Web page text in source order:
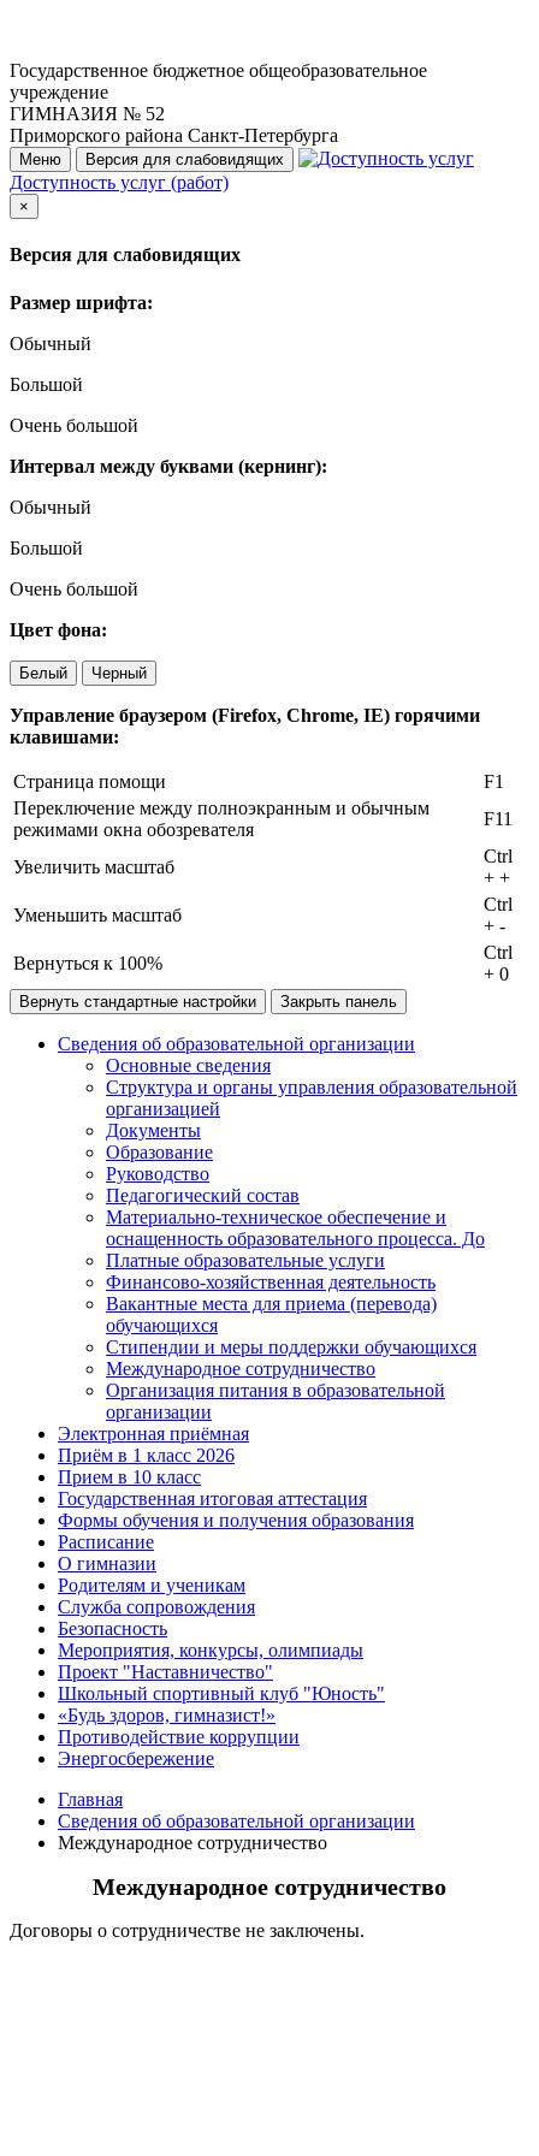
Государственное бюджетное общеобразовательное
учреждение
ГИМНАЗИЯ № 52
Приморского района Санкт-Петербурга
Меню Версия для слабовидящих
Доступность услуг (работ)
×
Версия для слабовидящих
Размер шрифта:
Обычный
Большой
Очень большой
Интервал между буквами (кернинг):
Обычный
Большой
Очень большой
Цвет фона:
Белый Черный
Управление браузером (Firefox, Chrome, IE) горячими
клавишами:
Страница помощи
F1
Переключение между полноэкранным и обычным
режимами окна обозревателя
F11
Увеличить масштаб
Ctrl
+ +
Уменьшить масштаб
Ctrl
+ -
Вернуться к 100%
Ctrl
+ 0
Вернуть стандартные настройки Закрыть панель
Сведения об образовательной организации
Основные сведения
Структура и органы управления образовательной
организацией
Документы
Образование
Руководство
Педагогический состав
Материально-техническое обеспечение и
оснащенность образовательного процесса. До
Платные образовательные услуги
Финансово-хозяйственная деятельность
Вакантные места для приема (перевода)
обучающихся
Стипендии и меры поддержки обучающихся
Международное сотрудничество
Организация питания в образовательной
организации
Электронная приёмная
Приём в 1 класс 2026
Прием в 10 класс
Государственная итоговая аттестация
Формы обучения и получения образования
Расписание
О гимназии
Родителям и ученикам
Служба сопровождения
Безопасность
Мероприятия, конкурсы, олимпиады
Проект "Наставничество"
Школьный спортивный клуб "Юность"
«Будь здоров, гимназист!»
Противодействие коррупции
Энергосбережение
Главная
Сведения об образовательной организации
Международное сотрудничество
Международное сотрудничество
Договоры о сотрудничестве не заключены.